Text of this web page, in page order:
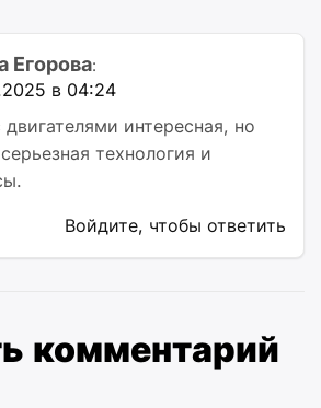
Егорова:
в 04:24
интересная, но
технология и
Войдите, чтобы ответить
комментарий